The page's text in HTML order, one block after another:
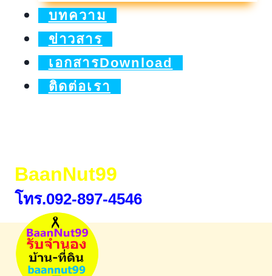
บทความ
ข่าวสาร
เอกสารDownload
ติดต่อเรา
BaanNut99
โทร.092-897-4546